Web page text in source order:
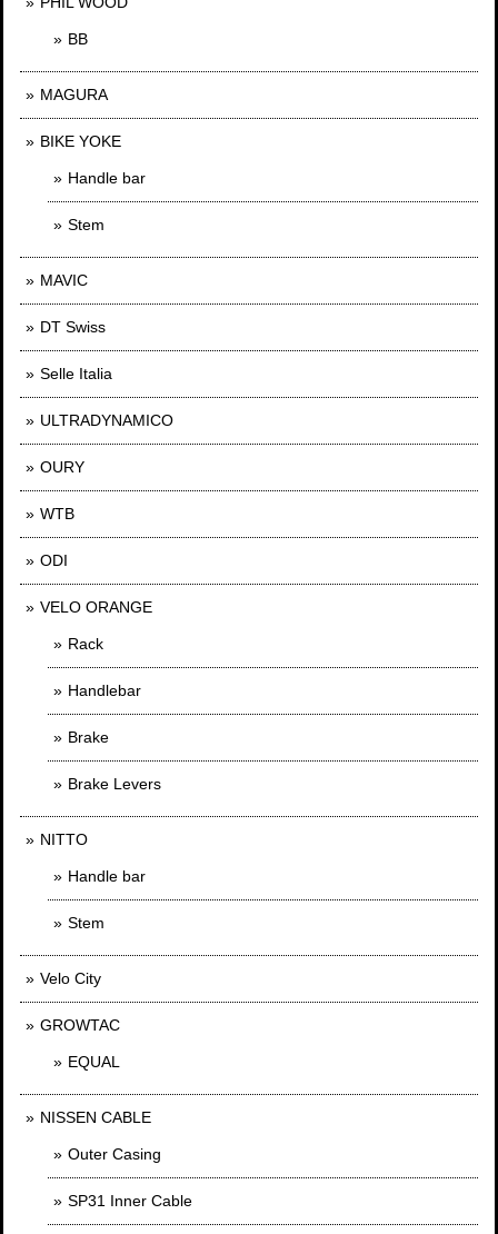
BB
MAGURA
BIKE YOKE
Handle bar
Stem
MAVIC
DT Swiss
Selle Italia
ULTRADYNAMICO
OURY
WTB
ODI
VELO ORANGE
Rack
Handlebar
Brake
Brake Levers
NITTO
Handle bar
Stem
Velo City
GROWTAC
EQUAL
NISSEN CABLE
Outer Casing
SP31 Inner Cable